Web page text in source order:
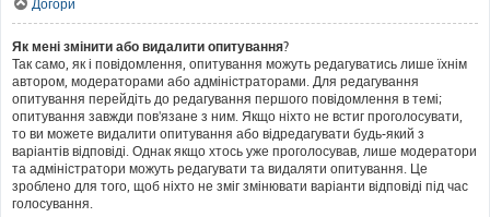
Догори
Як мені змінити або видалити опитування?
Так само, як і повідомлення, опитування можуть редагуватись лише їхнім
автором, модераторами або адміністраторами. Для редагування
опитування перейдіть до редагування першого повідомлення в темі;
опитування завжди пов'язане з ним. Якщо ніхто не встиг проголосувати,
то ви можете видалити опитування або відредагувати будь-який з
варіантів відповіді. Однак якщо хтось уже проголосував, лише модератори
та адміністратори можуть редагувати та видаляти опитування. Це
зроблено для того, щоб ніхто не зміг змінювати варіанти відповіді під час
голосування.